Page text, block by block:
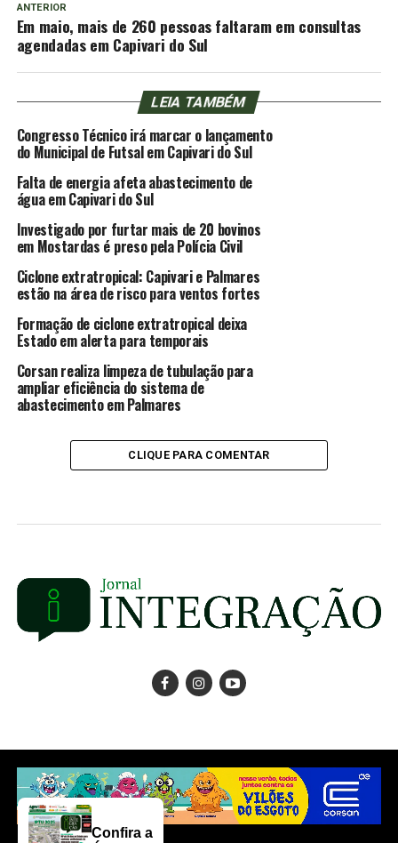
ANTERIOR
Em maio, mais de 260 pessoas faltaram em consultas
agendadas em Capivari do Sul
LEIA TAMBÉM
Congresso Técnico irá marcar o lançamento
do Municipal de Futsal em Capivari do Sul
Falta de energia afeta abastecimento de
água em Capivari do Sul
Investigado por furtar mais de 20 bovinos
em Mostardas é preso pela Polícia Civil
Ciclone extratropical: Capivari e Palmares
estão na área de risco para ventos fortes
Formação de ciclone extratropical deixa
Estado em alerta para temporais
Corsan realiza limpeza de tubulação para
ampliar eficiência do sistema de
abastecimento em Palmares
CLIQUE PARA COMENTAR
Confira a